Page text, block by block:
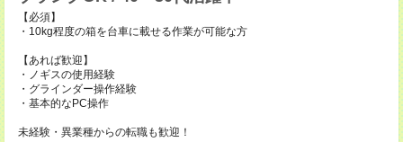
【必須】
・10kg程度の箱を台車に載せる作業が可能な方
【あれば歓迎】
・ノギスの使用経験
・グラインダー操作経験
・基本的なPC操作
未経験・異業種からの転職も歓迎！